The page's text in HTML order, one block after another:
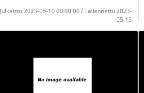
Julkaistu 2023-05-10 00:00:00 / Tallennettu 2023-
05-15